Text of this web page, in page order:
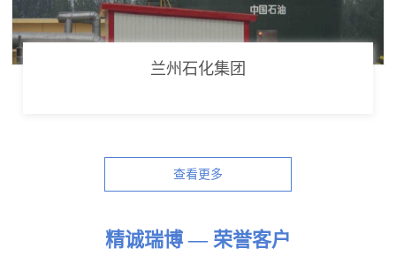
兰州石化集团
查看更多
精诚瑞博 — 荣誉客户